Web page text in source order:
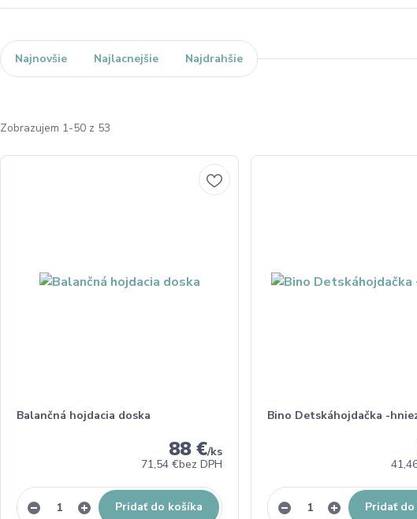
Najnovšie Najlacnejšie Najdrahšie
Zobrazujem 1-50 z 53
Balančná hojdacia doska
88 €/ks
71,54 €bez DPH
Pridať do košíka
Bino Detskáhojdačka -
Pridať